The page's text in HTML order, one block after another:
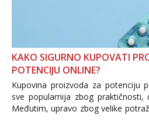
KAKO SIGURNO KUPOVATI
POTENCIJU ONLINE?
Kupovina proizvoda za potenciju
sve popularnija zbog praktičnosti,
Međutim, upravo zbog velike
i brojni krivotvoreni proizvodi,